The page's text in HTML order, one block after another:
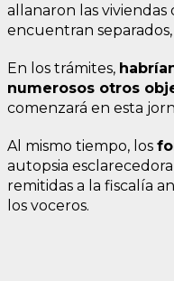
allanaron las viviendas
encuentran
En los trámites,
numerosos otros
comenzará en esta
Al mismo tiempo, los
autopsia
remitidas a la fiscalía
los voceros.